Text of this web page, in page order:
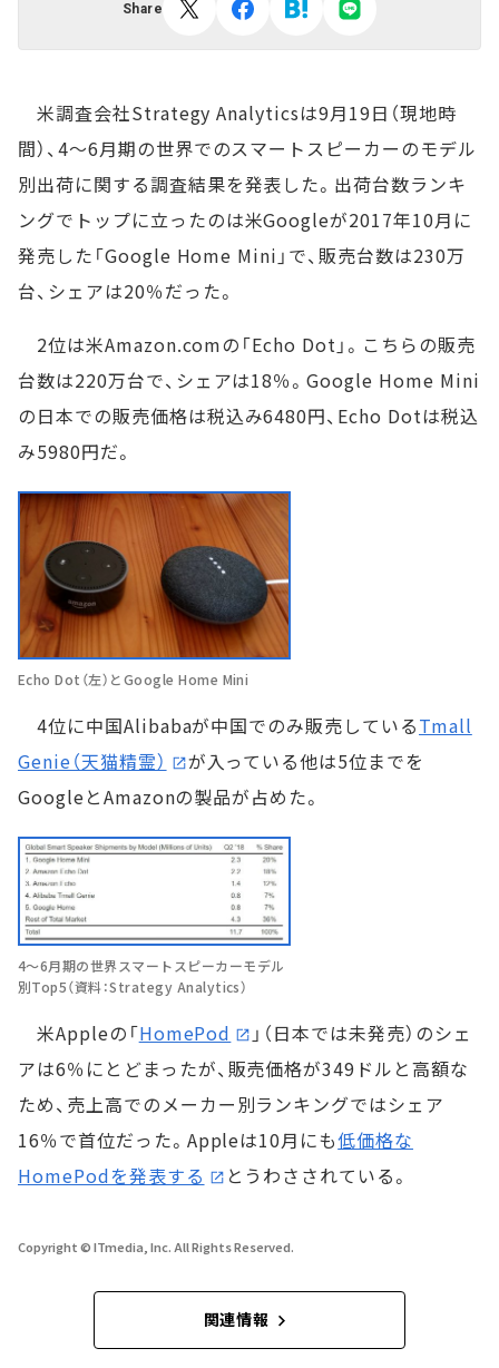
Share
米調査会社Strategy Analyticsは9月19日（現地時
間）、4～6月期の世界でのスマートスピーカーのモデル
別出荷に関する調査結果を発表した。出荷台数ランキ
ングでトップに立ったのは米Googleが2017年10月に
発売した「Google Home Mini」で、販売台数は230万
台、シェアは20％だった。
2位は米Amazon.comの「Echo Dot」。こちらの販売
台数は220万台で、シェアは18％。Google Home Mini
の日本での販売価格は税込み6480円、Echo Dotは税込
み5980円だ。
Echo Dot（左）とGoogle Home Mini
4位に中国Alibabaが中国でのみ販売しているTmall
Genie（天猫精霊）
が入っている他は5位までを
GoogleとAmazonの製品が占めた。
4～6月期の世界スマートスピーカーモデル
別Top5（資料：Strategy Analytics）
米Appleの「HomePod
」（日本では未発売）のシェ
アは6％にとどまったが、販売価格が349ドルと高額な
ため、売上高でのメーカー別ランキングではシェア
16％で首位だった。Appleは10月にも低価格な
HomePodを発表する
とうわさされている。
Copyright © ITmedia, Inc. All Rights Reserved.
関連情報